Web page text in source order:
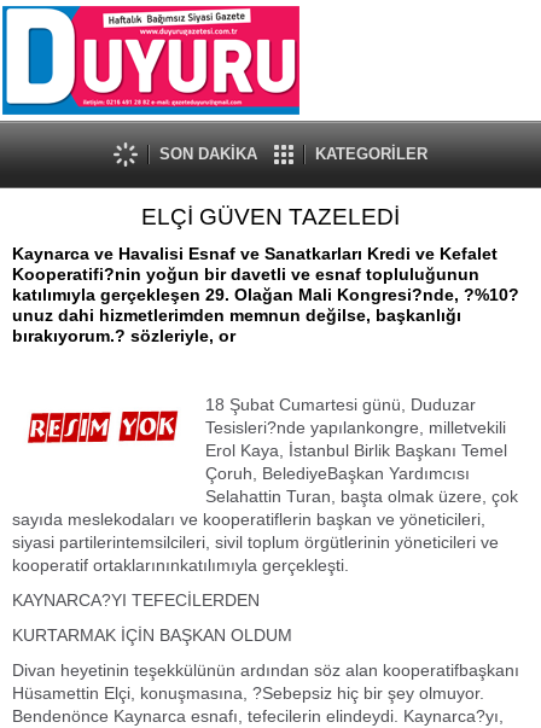
SON DAKİKA KATEGORİLER
ELÇİ GÜVEN TAZELEDİ
Kaynarca ve Havalisi Esnaf ve Sanatkarları Kredi ve Kefalet
Kooperatifi?nin yoğun bir davetli ve esnaf topluluğunun
katılımıyla gerçekleşen 29. Olağan Mali Kongresi?nde, ?%10?
unuz dahi hizmetlerimden memnun değilse, başkanlığı
bırakıyorum.? sözleriyle, or
18 Şubat Cumartesi günü, Duduzar
Tesisleri?nde yapılankongre, milletvekili
Erol Kaya, İstanbul Birlik Başkanı Temel
Çoruh, BelediyeBaşkan Yardımcısı
Selahattin Turan, başta olmak üzere, çok
sayıda meslekodaları ve kooperatiflerin başkan ve yöneticileri,
siyasi partilerintemsilcileri, sivil toplum örgütlerinin yöneticileri ve
kooperatif ortaklarınınkatılımıyla gerçekleşti.
KAYNARCA?YI TEFECİLERDEN
KURTARMAK İÇİN BAŞKAN OLDUM
Divan heyetinin teşekkülünün ardından söz alan kooperatifbaşkanı
Hüsamettin Elçi, konuşmasına, ?Sebepsiz hiç bir şey olmuyor.
Bendenönce Kaynarca esnafı, tefecilerin elindeydi. Kaynarca?yı,